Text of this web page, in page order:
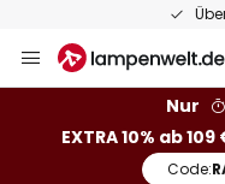
Inhalt
Nur
EXTRA 10% ab
Code: